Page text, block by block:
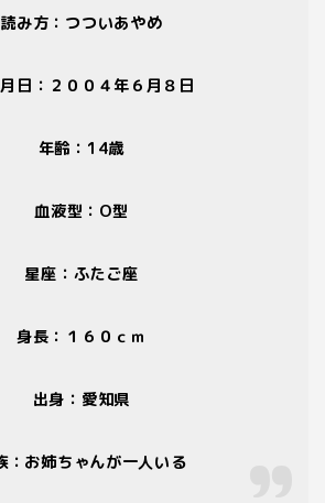
読み方：つついあやめ
日：２００４年６月８日
年齢： 14歳
血液型： O型
星座：ふたご座
身長：１６０ｃｍ
出身：愛知県
：お姉ちゃんが一人いる